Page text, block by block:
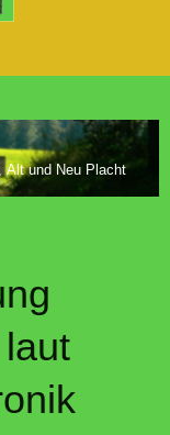
Alt und Neu Placht